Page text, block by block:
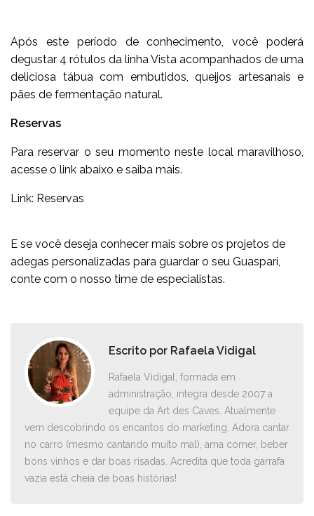
Após este período de conhecimento, você poderá
degustar 4 rótulos da linha Vista acompanhados de uma
deliciosa tábua com embutidos, queijos artesanais e
pães de fermentação natural.
Reservas
Para reservar o seu momento neste local maravilhoso,
acesse o link abaixo e saiba mais.
Link: Reservas
E se você deseja conhecer mais sobre os projetos de
adegas personalizadas para guardar o seu Guaspari,
conte com o nosso time de especialistas.
Escrito por Rafaela Vidigal
Rafaela Vidigal, formada em
administração, integra desde 2007 a
equipe da Art des Caves. Atualmente
vem descobrindo os encantos do marketing. Adora cantar
no carro ­(mesmo cantando muito mal), ama comer, beber
bons vinhos e dar boas risadas. Acredita que toda garrafa
vazia está cheia de boas histórias!